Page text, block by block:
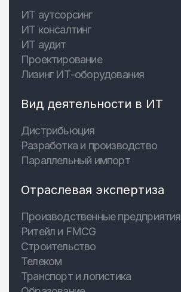
ИТ аутсорсинг
ИТ консалтинг
ИТ аудит
Проектирование
Лизинг ИТ-оборудования
Вид деятельности в ИТ
Дистрибьюция
Разработка и производство
Параллельный импорт
Отраслевая экспертиза
Производственные предприятия
Ритейл и FMCG
Строительство
Телеком
Транспорт и логистика